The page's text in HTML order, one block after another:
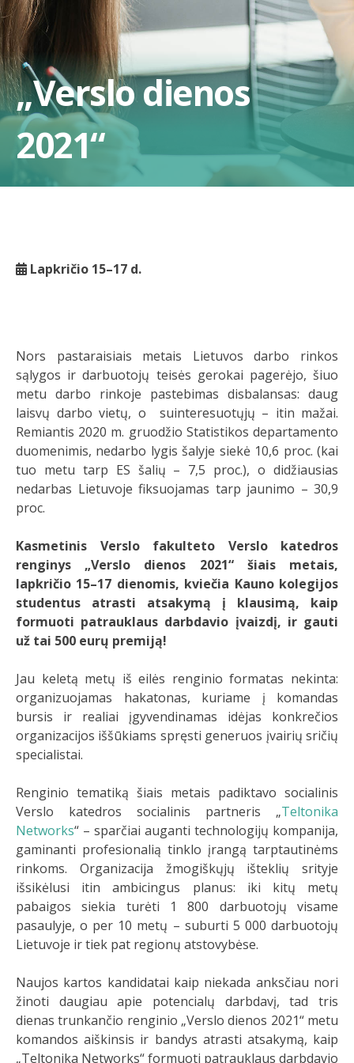
„Verslo dienos
2021“
Lapkričio 15–17 d.
Nors pastaraisiais metais Lietuvos darbo rinkos
sąlygos ir darbuotojų teisės gerokai pagerėjo, šiuo
metu darbo rinkoje pastebimas disbalansas: daug
laisvų darbo vietų, o suinteresuotųjų – itin mažai.
Remiantis 2020 m. gruodžio Statistikos departamento
duomenimis, nedarbo lygis šalyje siekė 10,6 proc. (kai
tuo metu tarp ES šalių – 7,5 proc.), o didžiausias
nedarbas Lietuvoje fiksuojamas tarp jaunimo – 30,9
proc.
Kasmetinis Verslo fakulteto Verslo katedros
renginys „Verslo dienos 2021“ šiais metais,
lapkričio 15–17 dienomis, kviečia Kauno kolegijos
studentus atrasti atsakymą į klausimą, kaip
formuoti patrauklaus darbdavio įvaizdį, ir gauti
už tai 500 eurų premiją!
Jau keletą metų iš eilės renginio formatas nekinta:
organizuojamas hakatonas, kuriame į komandas
bursis ir realiai įgyvendinamas idėjas konkrečios
organizacijos iššūkiams spręsti generuos įvairių sričių
specialistai.
Renginio tematiką šiais metais padiktavo socialinis
Verslo katedros socialinis partneris „Teltonika
Networks“ – sparčiai auganti technologijų kompanija,
gaminanti profesionalią tinklo įrangą tarptautinėms
rinkoms. Organizacija žmogiškųjų išteklių srityje
išsikėlusi itin ambicingus planus: iki kitų metų
pabaigos siekia turėti 1 800 darbuotojų visame
pasaulyje, o per 10 metų – suburti 5 000 darbuotojų
Lietuvoje ir tiek pat regionų atstovybėse.
Naujos kartos kandidatai kaip niekada anksčiau nori
žinoti daugiau apie potencialų darbdavį, tad tris
dienas trunkančio renginio „Verslo dienos 2021“ metu
komandos aiškinsis ir bandys atrasti atsakymą, kaip
„Teltonika Networks“ formuoti patrauklaus darbdavio